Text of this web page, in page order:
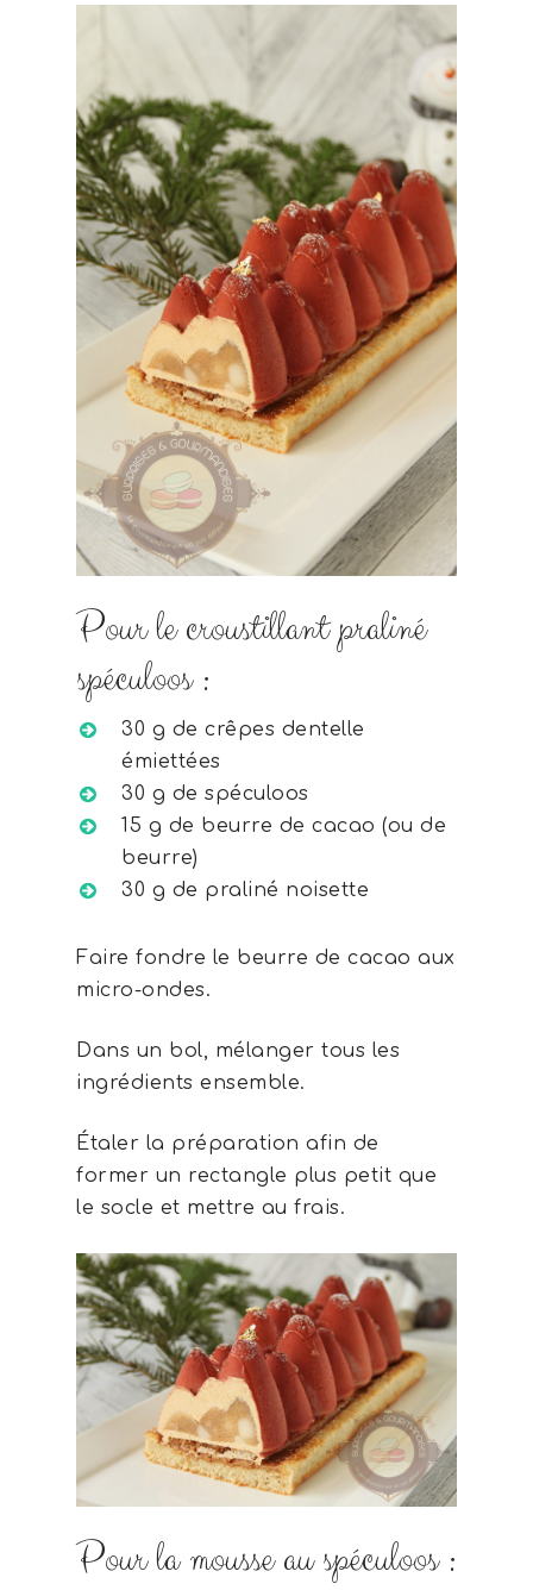
Pour le croustillant praliné
spéculoos :
30 g de crêpes dentelle
émiettées
30 g de spéculoos
15 g de beurre de cacao (ou de
beurre)
30 g de praliné noisette
Faire fondre le beurre de cacao aux
micro-ondes.
Dans un bol, mélanger tous les
ingrédients ensemble.
Étaler la préparation afin de
former un rectangle plus petit que
le socle et mettre au frais.
Pour la mousse au spéculoos :